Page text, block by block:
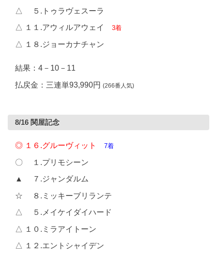
△ ５.トゥラヴェスーラ
△ １１.アウィルアウェイ3着
△ １８.ジョーカナチャン
結果：4－10－11
払戻金：三連単93,990円(266番人気)
8/16 関屋記念
◎ １６.グルーヴィット 7着
〇 １.プリモシーン
▲ ７.ジャンダルム
☆ ８.ミッキーブリランテ
△ ５.メイケイダイハード
△ １０.ミラアイトーン
△ １２.エントシャイデン